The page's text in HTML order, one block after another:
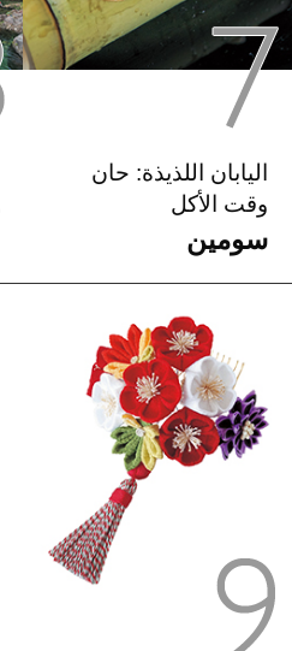
اليابان اللذيذة: حان
وقت الأكل
سومين